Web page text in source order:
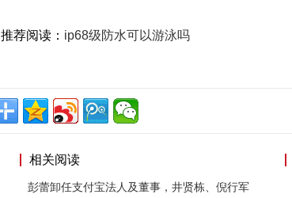
推荐阅读： ip68级防水可以游泳吗
相关阅读
彭蕾卸任支付宝法人及董事，井贤栋、倪行军